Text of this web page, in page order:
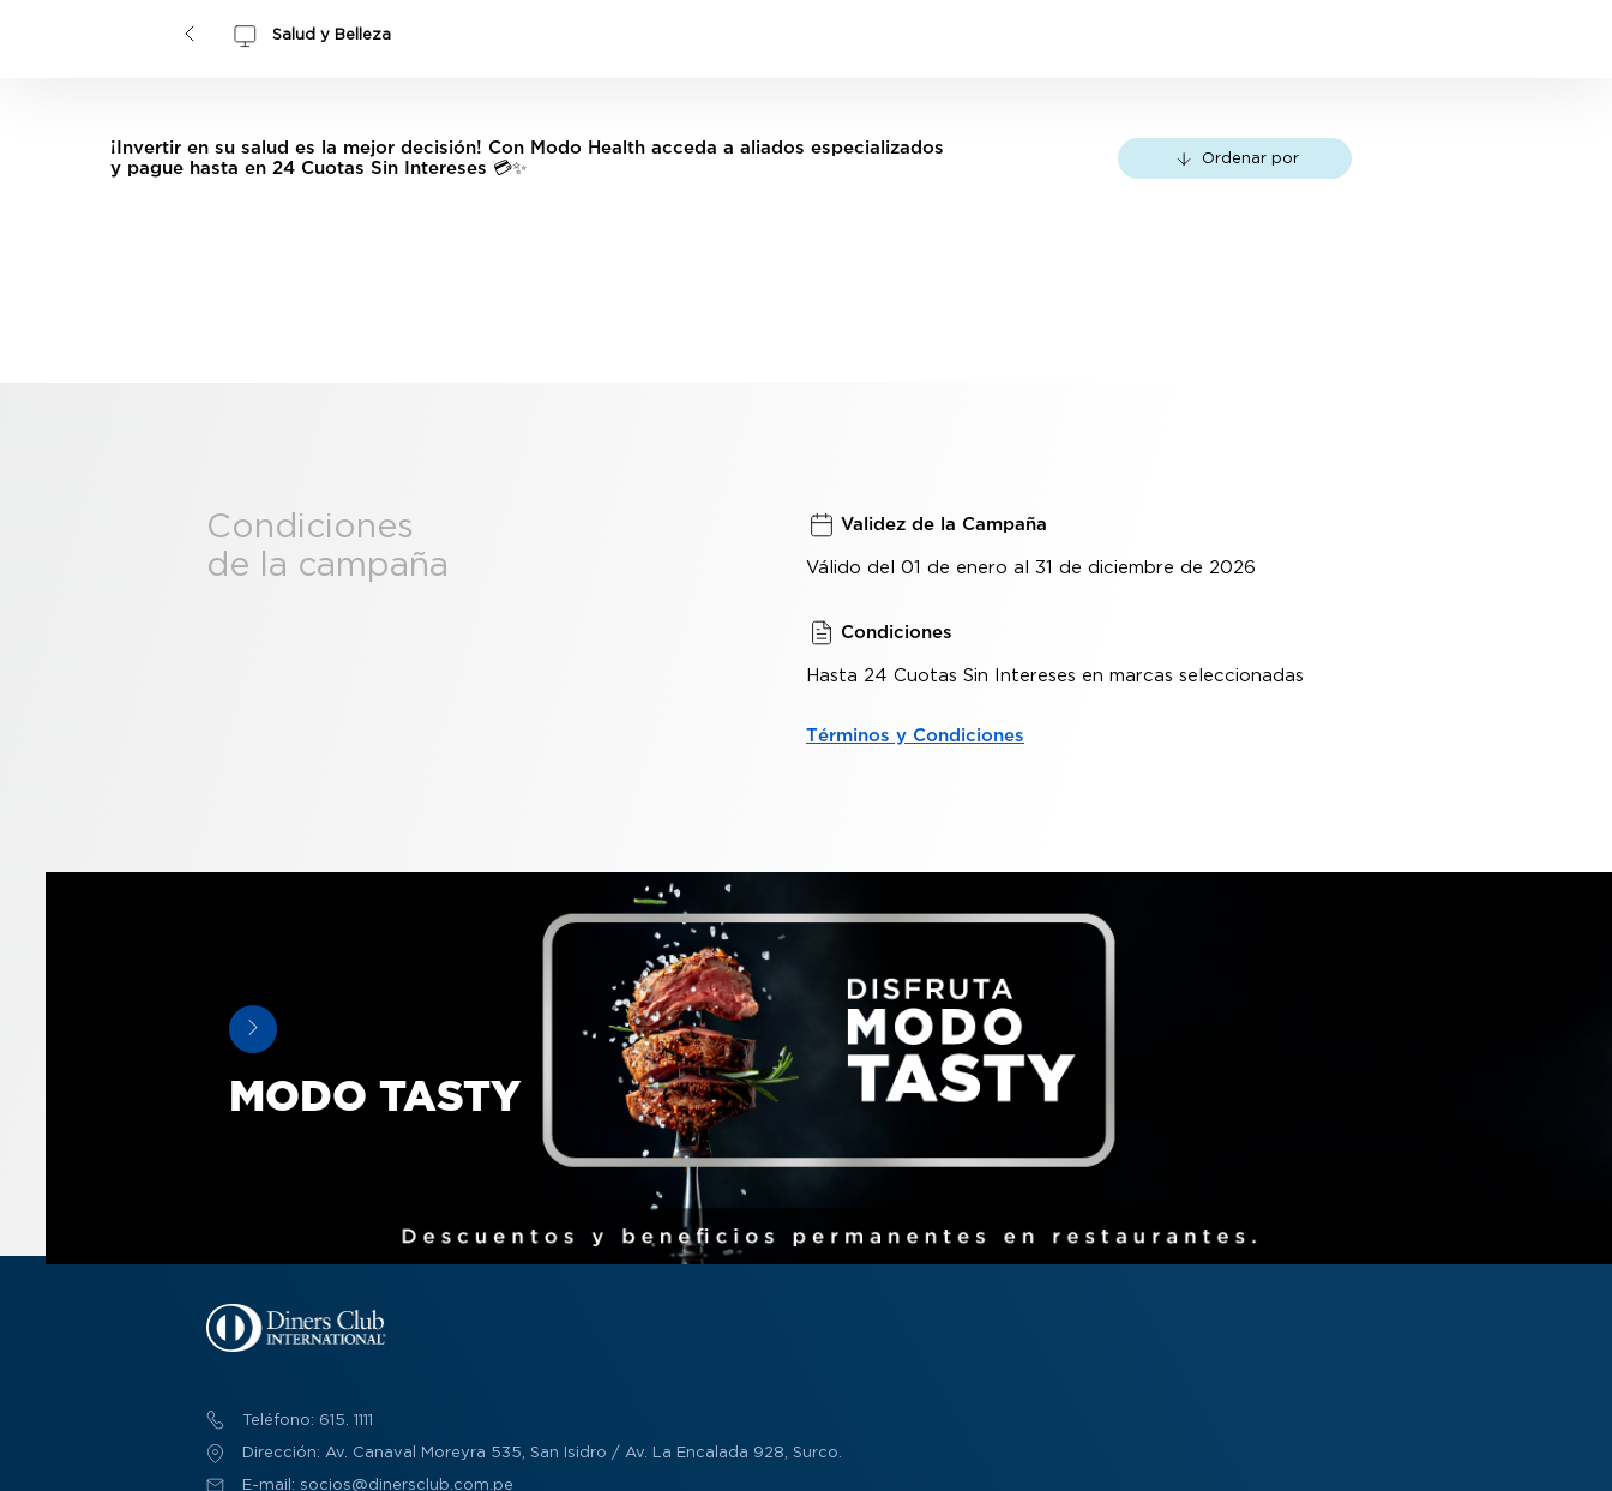
Salud y Belleza
¡Invertir en su salud es la mejor decisión! Con Modo Health acceda a aliados especializados
y pague hasta en 24 Cuotas Sin Intereses 💳✨
Ordenar por
Condiciones
de la campaña
Validez de la Campaña
Válido del 01 de enero al 31 de diciembre de 2026
Condiciones
Hasta 24 Cuotas Sin Intereses en marcas seleccionadas
Términos y Condiciones
MODO TASTY
Teléfono: 615. 1111
Dirección: Av. Canaval Moreyra 535, San Isidro / Av. La Encalada 928, Surco.
E-mail: socios@dinersclub.com.pe